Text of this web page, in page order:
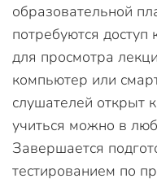
образовательной
потребуются доступ
для просмотра
компьютер или
слушателей открыт
учиться можно в
Завершается
тестированием по